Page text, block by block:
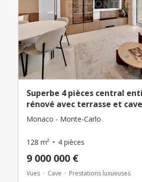
Superbe 4 pièces central
rénové avec terrasse et cave
Monaco - Monte-Carlo
128 m² 4 pièces
9 000 000 €
Vues Cave Prestations luxueuses